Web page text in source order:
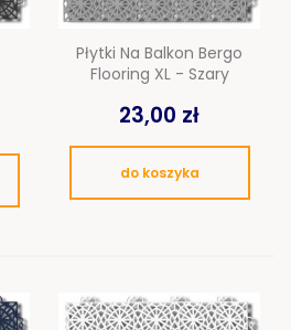
Płytki Na Balkon Bergo
Flooring XL - Szary
23,00 zł
do koszyka